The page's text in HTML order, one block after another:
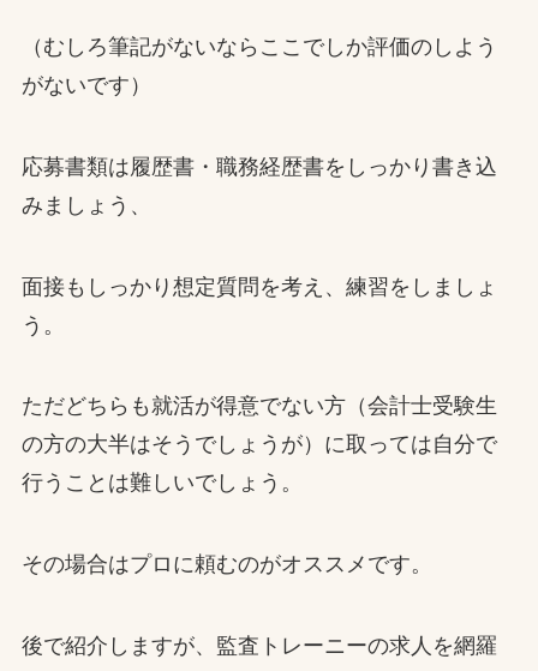
（むしろ筆記がないならここでしか評価のしよう
がないです）
応募書類は履歴書・職務経歴書をしっかり書き込
みましょう、
面接もしっかり想定質問を考え、練習をしましょ
う。
ただどちらも就活が得意でない方（会計士受験生
の方の大半はそうでしょうが）に取っては自分で
行うことは難しいでしょう。
その場合はプロに頼むのがオススメです。
後で紹介しますが、監査トレーニーの求人を網羅